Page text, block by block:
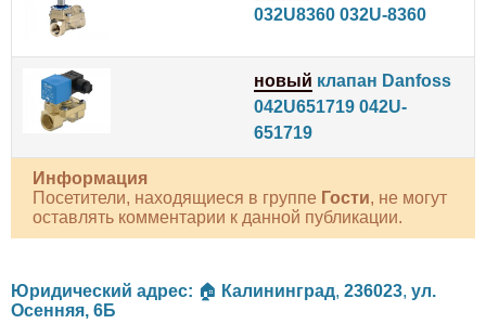
032U8360 032U-8360
новый клапан Danfoss
042U651719 042U-
651719
Информация
Посетители, находящиеся в группе Гости, не могут
оставлять комментарии к данной публикации.
Юридический адрес: 🏠 Калининград, 236023, ул.
Осенняя, 6Б